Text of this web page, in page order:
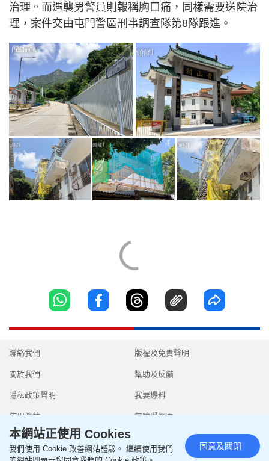
治理。而遇襲男警員則報稱胸口痛，同樣需要送院治
理，案件交由屯門警區刑事調查隊第8隊跟進。
聯絡我們
關於我們
隱私政策聲明
使用條款
版權及免責聲明
幫助及反饋
我要爆料
無障礙網頁
本網站正使用 Cookies
我們使用 Cookie 改善網站體驗。 繼續使用我們
同意及關閉